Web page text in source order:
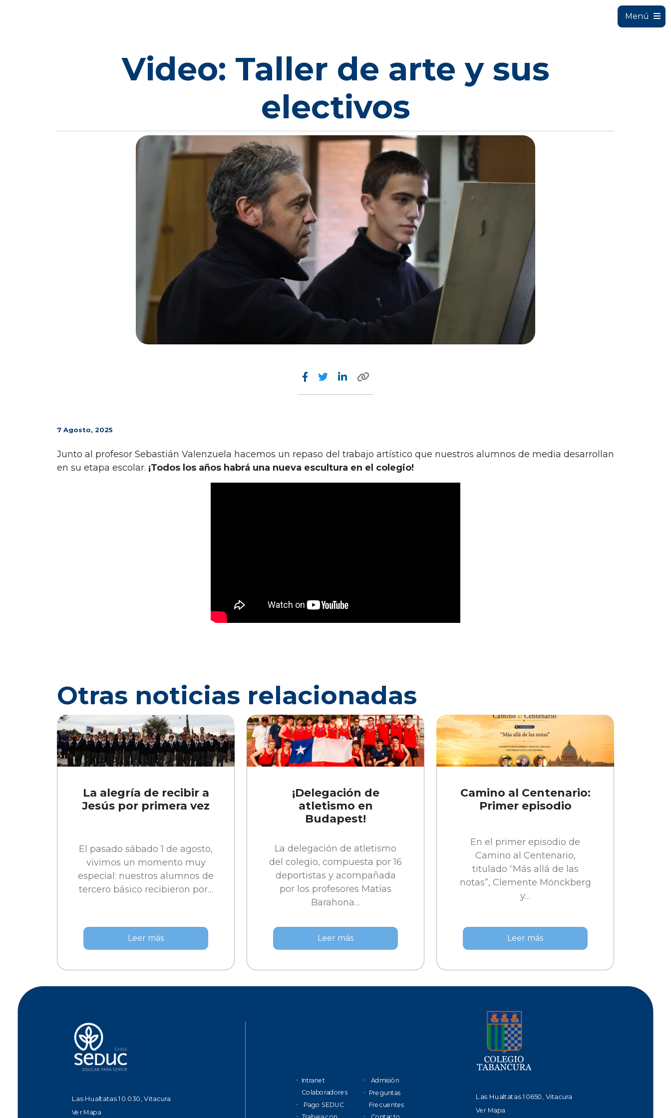
Menú
Video: Taller de arte y sus
electivos
7 Agosto, 2025
Junto al profesor Sebastián Valenzuela hacemos un repaso del trabajo artístico que nuestros alumnos de media desarrollan
en su etapa escolar. ¡Todos los años habrá una nueva escultura en el colegio!
Otras noticias relacionadas
La alegría de recibir a
Jesús por primera vez
El pasado sábado 1 de agosto,
vivimos un momento muy
especial: nuestros alumnos de
tercero básico recibieron por…
Leer más
¡Delegación de
atletismo en
Budapest!
La delegación de atletismo
del colegio, compuesta por 16
deportistas y acompañada
por los profesores Matías
Barahona…
Leer más
Camino al Centenario:
Primer episodio
En el primer episodio de
Camino al Centenario,
titulado “Más allá de las
notas”, Clemente Mönckberg
y…
Leer más
Las Hualtatas 10.030, Vitacura
Ver Mapa
Intranet
Colaboradores
Pago SEDUC
Admisión
Preguntas
Frecuentes
Las Hualtatas 10650, Vitacura
Ver Mapa